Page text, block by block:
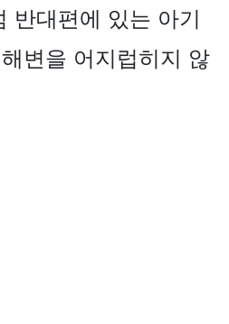
반대편에 있는 아기
변을 어지럽히지 않